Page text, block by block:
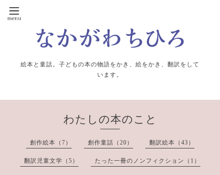
絵本と童話。子どもの本の物語をかき、絵をかき、翻訳をして
います。
わたしの本のこと
創作絵本（7） 創作童話（20） 翻訳絵本（43）
翻訳児童文学（5） たった一冊のノンフィクション（1）